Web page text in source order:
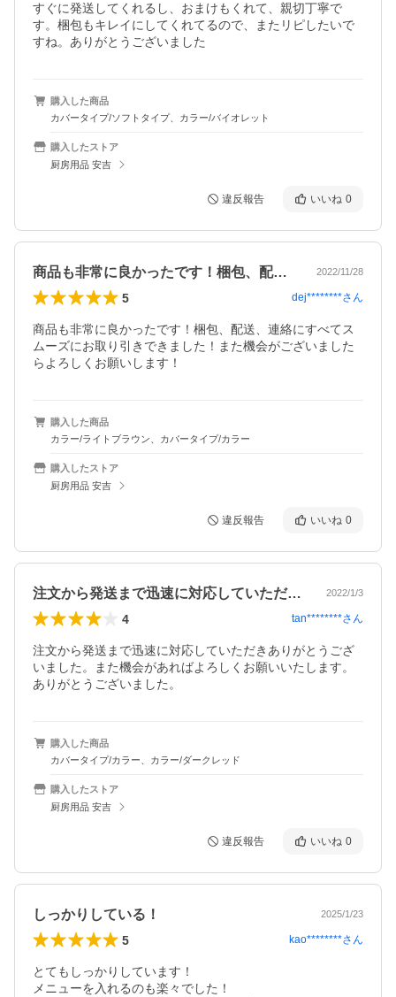
すぐに発送してくれるし、おまけもくれて、親切丁寧で
す。梱包もキレイにしてくれてるので、またリピしたいで
すね。ありがとうございました
購入した商品
カバータイプ/ソフトタイプ、カラー/バイオレット
購入したストア
厨房用品 安吉
違反報告 いいね 0
商品も非常に良かったです！梱包、配送、… 2022/11/28
5 dej********さん
商品も非常に良かったです！梱包、配送、連絡にすべてス
ムーズにお取り引きできました！また機会がございました
らよろしくお願いします！
購入した商品
カラー/ライトブラウン、カバータイプ/カラー
購入したストア
厨房用品 安吉
違反報告 いいね 0
注文から発送まで迅速に対応していただき… 2022/1/3
4 tan********さん
注文から発送まで迅速に対応していただきありがとうござ
いました。また機会があればよろしくお願いいたします。
ありがとうございました。
購入した商品
カバータイプ/カラー、カラー/ダークレッド
購入したストア
厨房用品 安吉
違反報告 いいね 0
しっかりしている！ 2025/1/23
5 kao********さん
とてもしっかりしています！
メニューを入れるのも楽々でした！